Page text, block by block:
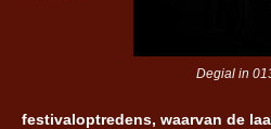
Degial in
festivaloptredens, waarvan de